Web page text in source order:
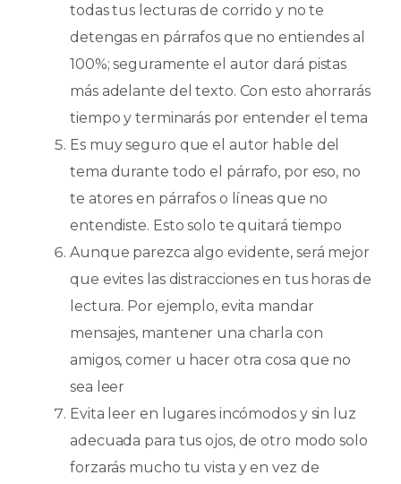
todas tus lecturas de corrido y no te
detengas en párrafos que no entiendes al
100%; seguramente el autor dará pistas
más adelante del texto. Con esto ahorrarás
tiempo y terminarás por entender el tema
Es muy seguro que el autor hable del
tema durante todo el párrafo, por eso, no
te atores en párrafos o líneas que no
entendiste. Esto solo te quitará tiempo
Aunque parezca algo evidente, será mejor
que evites las distracciones en tus horas de
lectura. Por ejemplo, evita mandar
mensajes, mantener una charla con
amigos, comer u hacer otra cosa que no
sea leer
Evita leer en lugares incómodos y sin luz
adecuada para tus ojos, de otro modo solo
forzarás mucho tu vista y en vez de